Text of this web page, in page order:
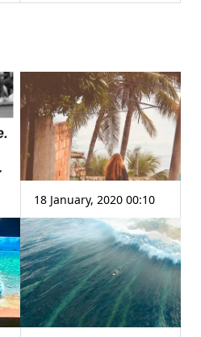
18 January, 2020 00:10